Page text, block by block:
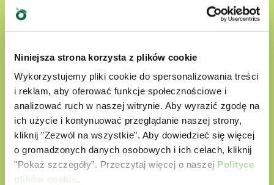
Niniejsza strona korzysta z plików cookie
Wykorzystujemy pliki cookie do spersonalizowania treści
i reklam, aby oferować funkcje społecznościowe i
analizować ruch w naszej witrynie. Aby wyrazić zgodę na
ich użycie i kontynuować przeglądanie naszej strony,
kliknij "Zezwól na wszystkie”. Aby dowiedzieć się więcej
o gromadzonych danych osobowych i ich celach, kliknij
"Pokaż szczegóły”. Przeczytaj więcej o naszej Polityce
plików cookie .
nie zawierają sztucznych barwników
Cruelty free
ODKRYJ NASZ ŚWIAT MIŁOŚCI